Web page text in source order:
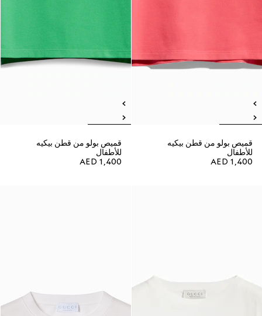
قميص بولو من قطن بيكيه
للأطفال
AED 1,400
قميص بولو من قطن بيكيه
للأطفال
AED 1,400